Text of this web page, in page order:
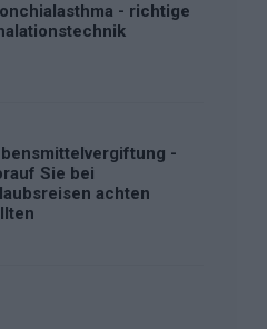
- richtige
-
Sie bei
achten